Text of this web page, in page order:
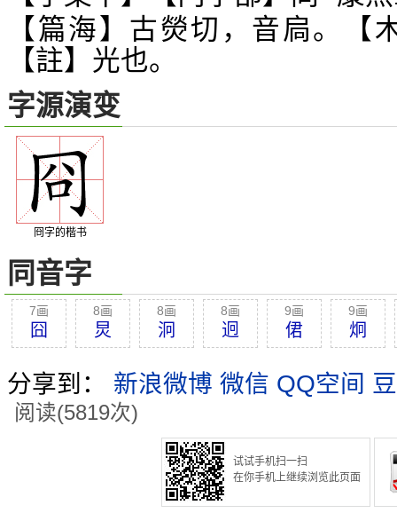
【篇海】古熒切，音扃。【
【註】光也。
字源演变
冏字的楷书
同音字
7画
囧
8画
炅
8画
泂
8画
迥
9画
侰
9画
炯
分享到： 新浪微博 微信 QQ空间
阅读(5819次)
试试手机扫一扫
在你手机上继续浏览此页面